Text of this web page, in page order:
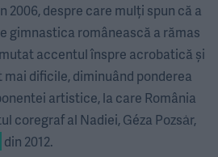
2006, despre care mulți spun că a
gimnastica românească a rămas
accentul înspre acrobatică și
dificile, diminuând ponderea
artistice, la care România
coregraf al Nadiei, Géza Pozsȧr,
din 2012.